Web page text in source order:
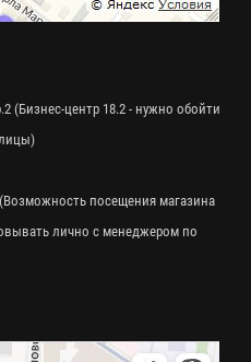
(Бизнес-центр 18.2 - нужно обойти
посещения магазина
лично с менеджером по